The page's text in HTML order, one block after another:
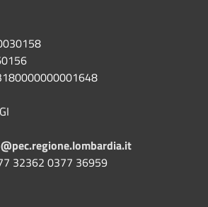
32362 0377 36959